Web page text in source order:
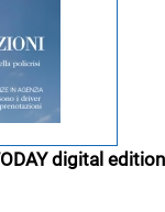
digital edition